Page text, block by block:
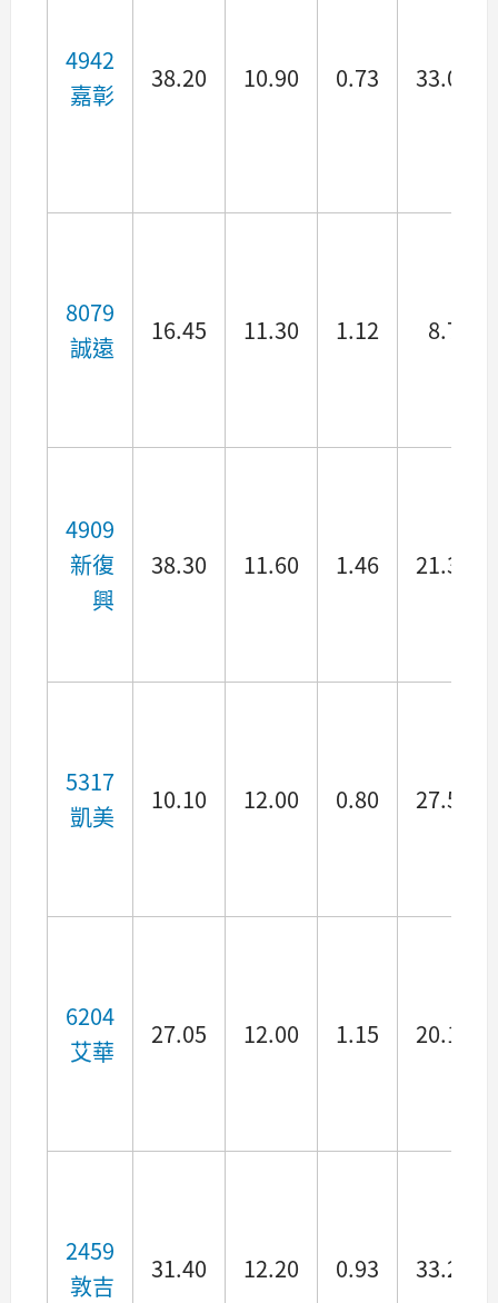
4942
嘉彰
38.20 10.90 0.73 33.08
8079
誠遠
16.45 11.30 1.12 8.72
4909
新復
興
38.30 11.60 1.46 21.34
5317
凱美
10.10 12.00 0.80 27.54
6204
艾華
27.05 12.00 1.15 20.16
2459
敦吉
31.40 12.20 0.93 33.29